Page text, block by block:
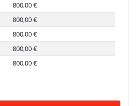
800,00 €
800,00 €
800,00 €
800,00 €
800,00 €